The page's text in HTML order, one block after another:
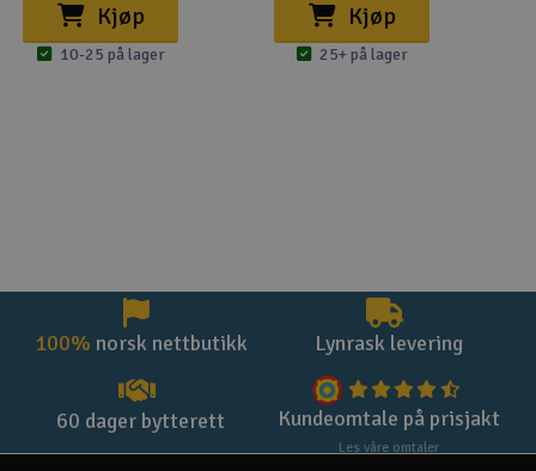
Kjøp
10-25 på lager
Kjøp
25+ på lager
100% norsk nettbutikk Lynrask levering
60 dager bytterett Kundeomtale på prisjakt
Les våre omtaler